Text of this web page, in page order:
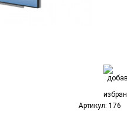
Артикул: 176